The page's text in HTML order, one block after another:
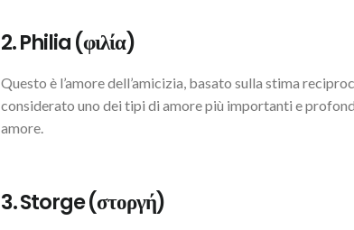
2. Philia (φιλία)
Questo è l’amore dell’amicizia, basato sulla stima
considerato uno dei tipi di amore più importanti e
amore.
3. Storge (στοργή)